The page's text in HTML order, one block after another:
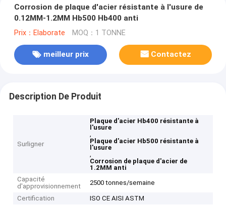
Corrosion de plaque d'acier résistante à l'usure de
0.12MM-1.2MM Hb500 Hb400 anti
Prix：Elaborate MOQ：1 TONNE
meilleur prix Contactez
Description De Produit
Surligner
Plaque d'acier Hb400 résistante à
l'usure
,
Plaque d'acier Hb500 résistante à
l'usure
,
Corrosion de plaque d'acier de
1.2MM anti
Capacité
d'approvisionnement
2500 tonnes/semaine
Certification
ISO CE AISI ASTM